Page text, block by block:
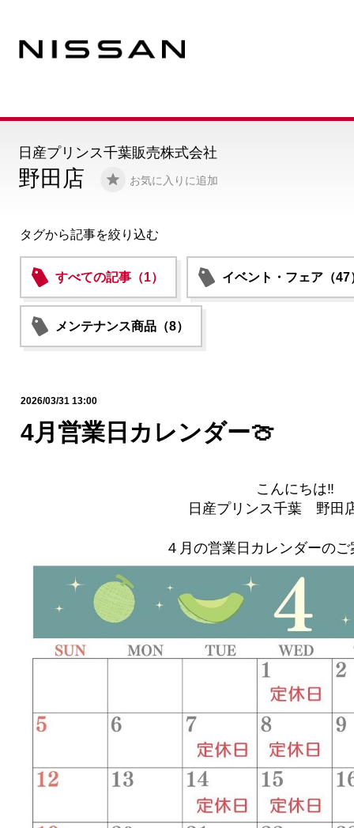
野田店 お気に入りに追加
日産プリンス千葉販売株式会社
タグから記事を絞り込む
すべての記事（1） イベント・フェア（47
メンテナンス商品（8）
2026/03/31 13:00
4月営業日カレンダー🍈
こんにちは‼
日産プリンス千葉 野田
４月の営業日カレンダーのご